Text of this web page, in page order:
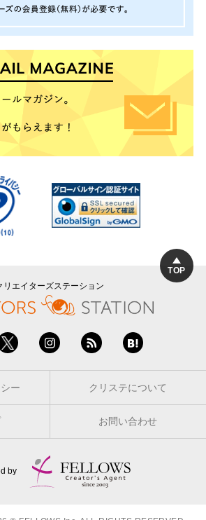
TOP
リエイターズステーション
ー クリステについて
お問い合わせ
by